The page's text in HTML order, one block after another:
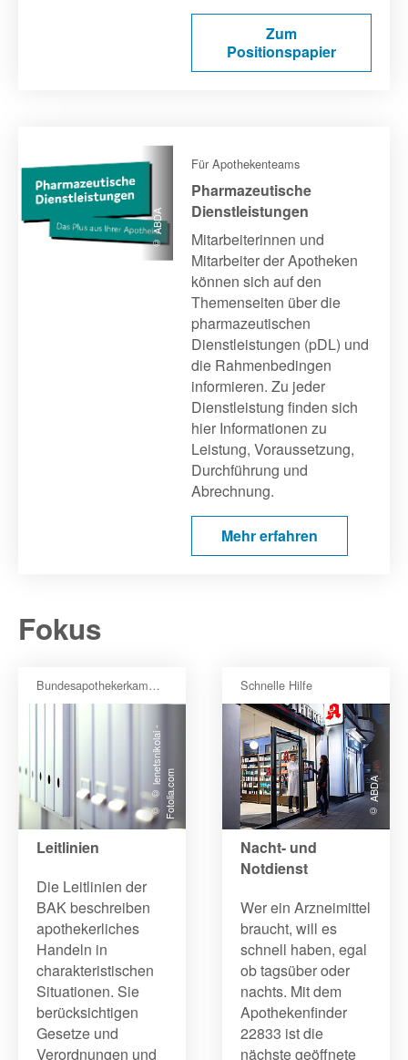
Zum
Positionspapier
© ABDA
Für Apothekenteams
Pharmazeutische
Dienstleistungen
Mitarbeiterinnen und
Mitarbeiter der Apotheken
können sich auf den
Themenseiten über die
pharmazeutischen
Dienstleistungen (pDL) und
die Rahmenbedingen
informieren. Zu jeder
Dienstleistung finden sich
hier Informationen zu
Leistung, Voraussetzung,
Durchführung und
Abrechnung.
Mehr erfahren
Fokus
©
©
l
e
ne
t
s
ni
k
ol
ai
-
F
o
t
oli
a
.
c
om
Bundesapothekerkammer
Leitlinien
Die Leitlinien der
BAK beschreiben
apothekerliches
Handeln in
charakteristischen
Situationen. Sie
berücksichtigen
Gesetze und
Verordnungen und
© ABDA
Schnelle Hilfe
Nacht- und
Notdienst
Wer ein Arzneimittel
braucht, will es
schnell haben, egal
ob tagsüber oder
nachts. Mit dem
Apothekenfinder
22833 ist die
nächste geöffnete